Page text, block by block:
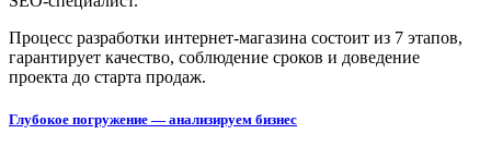
Процесс разработки интернет-магазина состоит из 7 этапов,
гарантирует качество, соблюдение сроков и доведение
проекта до старта продаж.
Глубокое погружение — анализируем бизнес